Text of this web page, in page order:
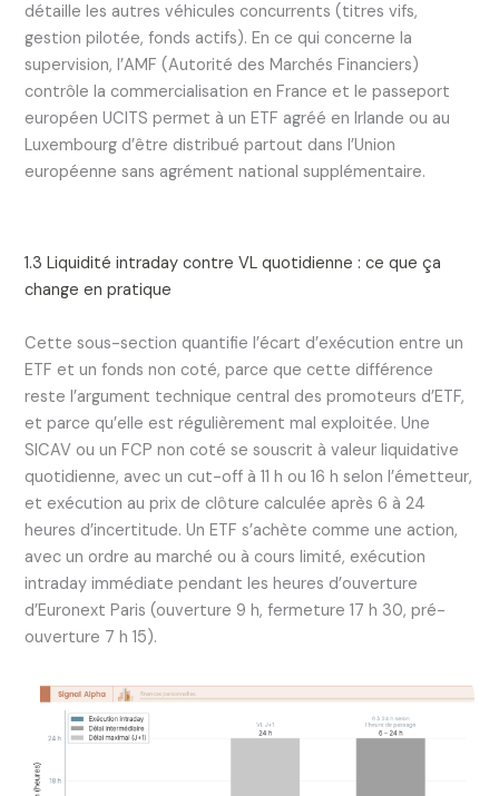
détaille les autres véhicules concurrents (titres vifs,
gestion pilotée, fonds actifs). En ce qui concerne la
supervision, l’AMF (Autorité des Marchés Financiers)
contrôle la commercialisation en France et le passeport
européen UCITS permet à un ETF agréé en Irlande ou au
Luxembourg d’être distribué partout dans l’Union
européenne sans agrément national supplémentaire.
1.3 Liquidité intraday contre VL quotidienne : ce que ça
change en pratique
Cette sous-section quantifie l’écart d’exécution entre un
ETF et un fonds non coté, parce que cette différence
reste l’argument technique central des promoteurs d’ETF,
et parce qu’elle est régulièrement mal exploitée. Une
SICAV ou un FCP non coté se souscrit à valeur liquidative
quotidienne, avec un cut-off à 11 h ou 16 h selon l’émetteur,
et exécution au prix de clôture calculée après 6 à 24
heures d’incertitude. Un ETF s’achète comme une action,
avec un ordre au marché ou à cours limité, exécution
intraday immédiate pendant les heures d’ouverture
d’Euronext Paris (ouverture 9 h, fermeture 17 h 30, pré-
ouverture 7 h 15).